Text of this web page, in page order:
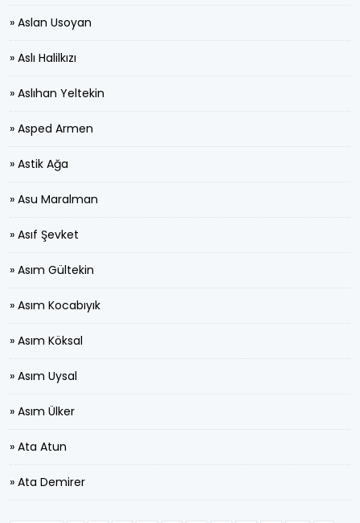
» Aslan Usoyan
» Aslı Halilkızı
» Aslıhan Yeltekin
» Asped Armen
» Astik Ağa
» Asu Maralman
» Asıf Şevket
» Asım Gültekin
» Asım Kocabıyık
» Asım Köksal
» Asım Uysal
» Asım Ülker
» Ata Atun
» Ata Demirer